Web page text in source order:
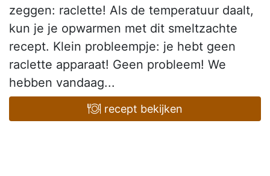
zeggen: raclette! Als de temperatuur daalt,
kun je je opwarmen met dit smeltzachte
recept. Klein probleempje: je hebt geen
raclette apparaat! Geen probleem! We
hebben vandaag...
recept bekijken